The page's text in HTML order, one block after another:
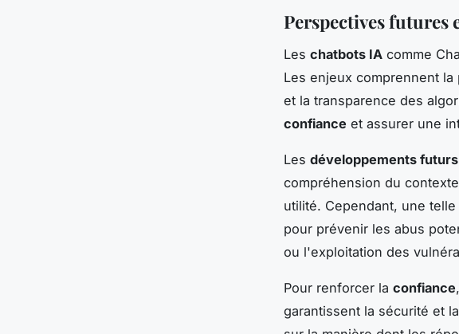
Perspectives futures
Les chatbots IA comme
Les enjeux comprennent
et la transparence des
confiance et assurer une
Les développements futurs
compréhension du
utilité. Cependant, une
pour prévenir les abus
ou l'exploitation des
Pour renforcer la confiance
garantissent la sécurité et